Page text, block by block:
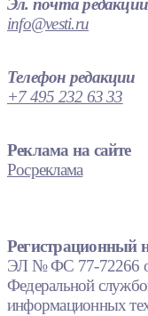
info@vesti.ru
Телефон редакции
+7 495 232 63 33
Реклама на сайте
Росреклама
Регистрационный
ЭЛ № ФС 77-72266
Федеральной
информационных